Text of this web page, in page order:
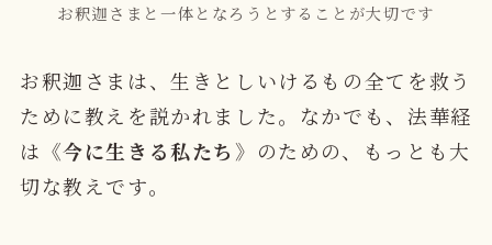
お釈迦さまと一体となろうとすることが大切です
お釈迦さまは、生きとしいけるもの全てを救う
ために教えを説かれました。なかでも、 法華経
は《今に生きる私たち》のための、もっとも大
切な教えです。